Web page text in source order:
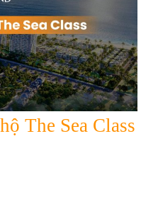
The Sea Class